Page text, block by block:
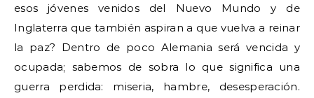
esos jóvenes venidos del Nuevo Mundo y de
Inglaterra que también aspiran a que vuelva a reinar
la paz? Dentro de poco Alemania será vencida y
ocupada; sabemos de sobra lo que significa una
guerra perdida: miseria, hambre, desesperación.